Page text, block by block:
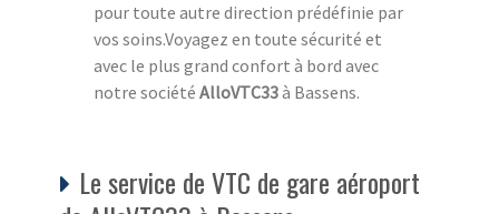
pour toute autre direction prédéfinie par
vos soins.Voyagez en toute sécurité et
avec le plus grand confort à bord avec
notre société AlloVTC33à Bassens.
Le service de VTC de gare aéroport